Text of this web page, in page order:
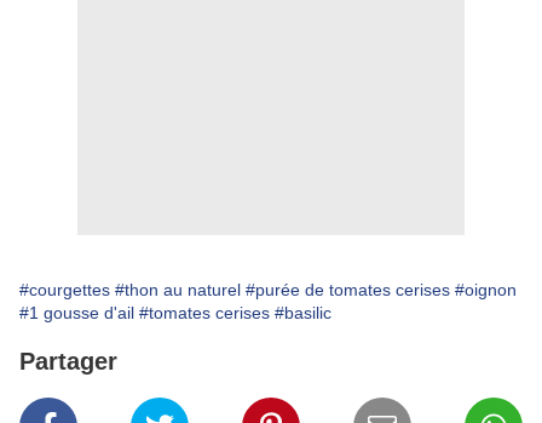
#courgettes #thon au naturel #purée de tomates cerises #oignon
#1 gousse d'ail #tomates cerises #basilic
Partager